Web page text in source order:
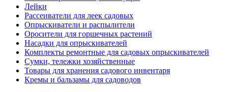
Лейки
Рассеиватели для леек садовых
Опрыскиватели и распылители
Оросители для горшечных растений
Насадки для опрыскивателей
Комплекты ремонтные для садовых опрыскивателей
Сумки, тележки хозяйственные
Товары для хранения садового инвентаря
Кремы и бальзамы для садоводов